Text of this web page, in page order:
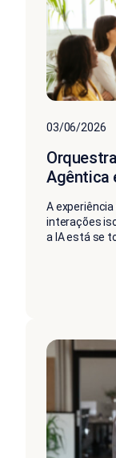
03/06/2026
Agêntica
A
interações
a IA está se